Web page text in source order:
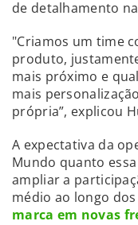
de detalhamento
"Criamos um time
produto,
mais próximo e
mais
própria”, explicou
A expectativa da
Mundo quanto
ampliar a
médio ao longo
marca em novas